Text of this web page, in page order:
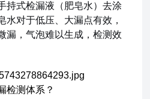
持式检漏液（肥皂水）去涂
水对于低压、大漏点有效，
漏，气泡难以生成，检测效
检测体系？